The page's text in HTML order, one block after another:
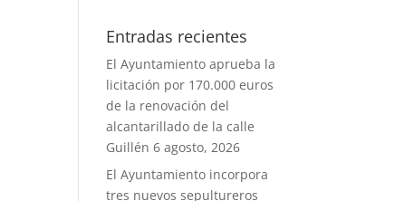
Entradas recientes
El Ayuntamiento aprueba la
licitación por 170.000 euros
de la renovación del
alcantarillado de la calle
Guillén 6 agosto, 2026
El Ayuntamiento incorpora
tres nuevos sepultureros